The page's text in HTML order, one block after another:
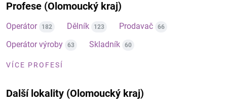
Profese (Olomoucký kraj)
Operátor 182 Dělník 123 Prodavač 66
Operátor výroby 63 Skladník 60
VÍCE PROFESÍ
Další lokality (Olomoucký kraj)